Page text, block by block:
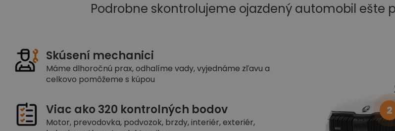
Podrobne skontrolujeme ojazdený automobil ešte
Skúsení mechanici
Máme dlhoročnú prax, odhalíme vady, vyjednáme zľavu a
celkovo pomôžeme s kúpou
Viac ako 320 kontrolných bodov
Motor, prevodovka, podvozok, brzdy, interiér, exteriér,
2